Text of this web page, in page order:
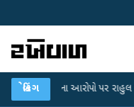
બ્રેકિંગ
લીકના આરોપો પર રાહુલ ગાંધીએ